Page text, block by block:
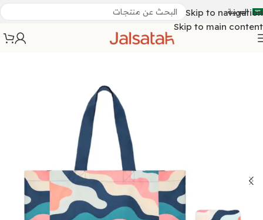
Skip to navigation
Skip to main content
العربية